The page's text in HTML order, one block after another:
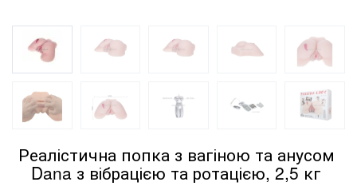
Реалістична попка з вагіною та анусом
Dana з вібрацією та ротацією, 2,5 кг